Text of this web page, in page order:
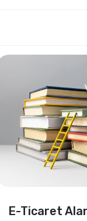
E-Ticaret